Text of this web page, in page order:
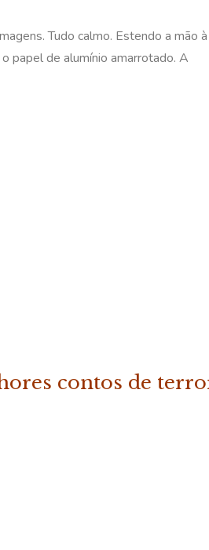
Tudo calmo. Estendo a mão à
papel de alumínio amarrotado. A
contos de